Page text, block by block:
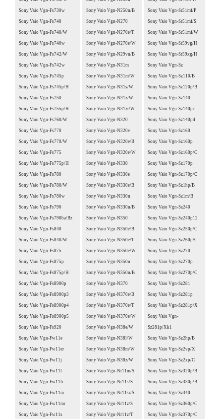
Sony Vaio Vgn-Fs730w
Sony Vaio Vgn-Fs740
Sony Vaio Vgn-Fs740/W
Sony Vaio Vgn-Fs740w
Sony Vaio Vgn-Fs742/W
Sony Vaio Vgn-Fs742w
Sony Vaio Vgn-Fs745p
Sony Vaio Vgn-Fs745p/H
Sony Vaio Vgn-Fs750
Sony Vaio Vgn-Fs755p/H
Sony Vaio Vgn-Fs760/W
Sony Vaio Vgn-Fs770
Sony Vaio Vgn-Fs770/W
Sony Vaio Vgn-Fs775
Sony Vaio Vgn-Fs775p/H
Sony Vaio Vgn-Fs780
Sony Vaio Vgn-Fs780/W
Sony Vaio Vgn-Fs780w
Sony Vaio Vgn-Fs790
Sony Vaio Vgn-Fs790ba/Bz
Sony Vaio Vgn-Fs840
Sony Vaio Vgn-Fs840/W
Sony Vaio Vgn-Fs875
Sony Vaio Vgn-Fs875p
Sony Vaio Vgn-Fs875p/H
Sony Vaio Vgn-Fs8900p
Sony Vaio Vgn-Fs8900p3
Sony Vaio Vgn-Fs8900p4
Sony Vaio Vgn-Fs8900p5
Sony Vaio Vgn-Fs920
Sony Vaio Vgn-Fw11e
Sony Vaio Vgn-Fw11er
Sony Vaio Vgn-Fw11j
Sony Vaio Vgn-Fw11l
Sony Vaio Vgn-Fw11lr
Sony Vaio Vgn-Fw11m
Sony Vaio Vgn-Fw11mr
Sony Vaio Vgn-Fw11s
Sony Vaio Vgn-N250n/B
Sony Vaio Vgn-N270
Sony Vaio Vgn-N270e/T
Sony Vaio Vgn-N270e/W
Sony Vaio Vgn-N29vn/B
Sony Vaio Vgn-N31m
Sony Vaio Vgn-N31m/W
Sony Vaio Vgn-N31s/W
Sony Vaio Vgn-N31z/W
Sony Vaio Vgn-N31zr/W
Sony Vaio Vgn-N320
Sony Vaio Vgn-N320e
Sony Vaio Vgn-N320e/B
Sony Vaio Vgn-N320e/W
Sony Vaio Vgn-N330
Sony Vaio Vgn-N330e
Sony Vaio Vgn-N330e/B
Sony Vaio Vgn-N330n
Sony Vaio Vgn-N330n/B
Sony Vaio Vgn-N350
Sony Vaio Vgn-N350e/B
Sony Vaio Vgn-N350e/T
Sony Vaio Vgn-N350e/W
Sony Vaio Vgn-N350n
Sony Vaio Vgn-N350n/B
Sony Vaio Vgn-N370
Sony Vaio Vgn-N370e/B
Sony Vaio Vgn-N370e/T
Sony Vaio Vgn-N370e/W
Sony Vaio Vgn-N38e/W
Sony Vaio Vgn-N38l/W
Sony Vaio Vgn-N38m/W
Sony Vaio Vgn-N38z/W
Sony Vaio Vgn-Nr11m/S
Sony Vaio Vgn-Nr11s/S
Sony Vaio Vgn-Nr11sr/S
Sony Vaio Vgn-Nr11z/S
Sony Vaio Vgn-Nr11z/T
Sony Vaio Vgn-Sr51mf/P
Sony Vaio Vgn-Sr51mf/S
Sony Vaio Vgn-Sr51mf/W
Sony Vaio Vgn-Sr59vg/H
Sony Vaio Vgn-Sr59xg/H
Sony Vaio Vgn-Sz
Sony Vaio Vgn-Sz110/B
Sony Vaio Vgn-Sz120p/B
Sony Vaio Vgn-Sz140
Sony Vaio Vgn-Sz140pc
Sony Vaio Vgn-Sz140pd
Sony Vaio Vgn-Sz160
Sony Vaio Vgn-Sz160p
Sony Vaio Vgn-Sz160p/C
Sony Vaio Vgn-Sz170p
Sony Vaio Vgn-Sz170p/C
Sony Vaio Vgn-Sz1hp/B
Sony Vaio Vgn-Sz1m/B
Sony Vaio Vgn-Sz240
Sony Vaio Vgn-Sz240p12
Sony Vaio Vgn-Sz250p/C
Sony Vaio Vgn-Sz260p/C
Sony Vaio Vgn-Sz270
Sony Vaio Vgn-Sz270p
Sony Vaio Vgn-Sz270p/C
Sony Vaio Vgn-Sz281
Sony Vaio Vgn-Sz281p
Sony Vaio Vgn-Sz281p/X
Sony Vaio Vgn-
Sz281p/Xk1
Sony Vaio Vgn-Sz2hp/B
Sony Vaio Vgn-Sz2vp/X
Sony Vaio Vgn-Sz2xp/C
Sony Vaio Vgn-Sz320p/B
Sony Vaio Vgn-Sz330p/B
Sony Vaio Vgn-Sz340
Sony Vaio Vgn-Sz360p/C
Sony Vaio Vgn-Sz370p/C